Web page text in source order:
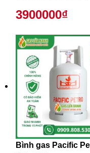
3900000₫
Bình gas Pacific